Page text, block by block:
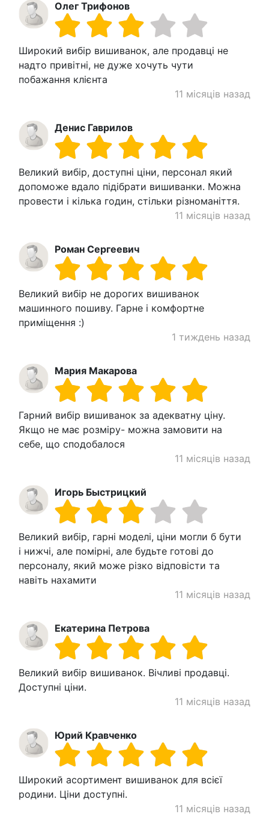
Олег Трифонов
Широкий вибір вишиванок, але продавці не
надто привітні, не дуже хочуть чути
побажання клієнта
11 місяців назад
Денис Гаврилов
Великий вибір, доступні ціни, персонал який
допоможе вдало підібрати вишиванки. Можна
провести і кілька годин, стільки різноманіття.
11 місяців назад
Роман Сергеевич
Великий вибір не дорогих вишиванок
машинного пошиву. Гарне і комфортне
приміщення :)
1 тиждень назад
Мария Макарова
Гарний вибір вишиванок за адекватну ціну.
Якщо не має розміру- можна замовити на
себе, що сподобалося
11 місяців назад
Игорь Быстрицкий
Великий вибір, гарні моделі, ціни могли б бути
і нижчі, але помірні, але будьте готові до
персоналу, який може різко відповісти та
навіть нахамити
11 місяців назад
Екатерина Петрова
Великий вибір вишиванок. Вічливі продавці.
Доступні ціни.
11 місяців назад
Юрий Кравченко
Широкий асортимент вишиванок для всієї
родини. Ціни доступні.
11 місяців назад